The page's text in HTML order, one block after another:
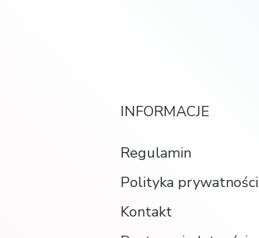
INFORMACJE
Regulamin
Polityka prywatności
Kontakt